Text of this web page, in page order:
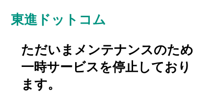
東進ドットコム
ただいまメンテナンスのため
一時サービスを停止しており
ます。